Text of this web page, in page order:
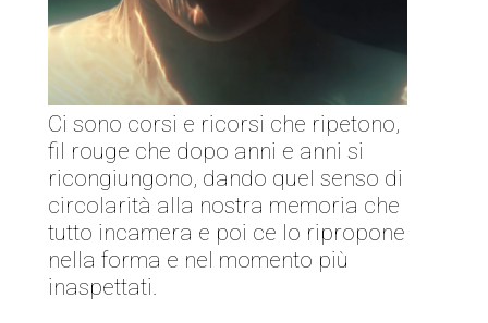
Ci sono corsi e ricorsi che ripetono,
fil rouge che dopo anni e anni si
ricongiungono, dando quel senso di
circolarità alla nostra memoria che
tutto incamera e poi ce lo ripropone
nella forma e nel momento più
inaspettati.